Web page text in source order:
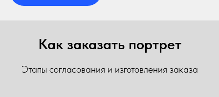
Как заказать портрет
Этапы согласования и изготовления заказа